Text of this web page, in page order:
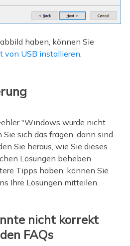
haben, können Sie
USB installieren
"Windows wurde nicht
sich das fragen, dann sind
Sie heraus, wie Sie dieses
Lösungen beheben
Tipps haben, können Sie
Ihre Lösungen mitteilen.
nicht korrekt
FAQs